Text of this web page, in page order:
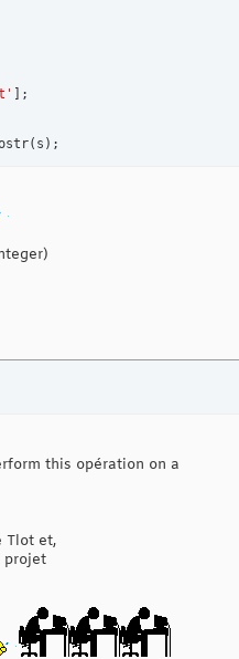
;
( s )
this opération on a
Tlot et,
projet